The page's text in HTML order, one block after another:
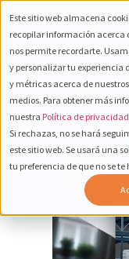
Este sitio web almacena
recopilar información acerca
nos permite recordarte.
y personalizar tu experiencia
y métricas acerca de
medios. Para obtener más
nuestra Política de
Si rechazas, no se hará
este sitio web. Se usará una
tu preferencia de que no se